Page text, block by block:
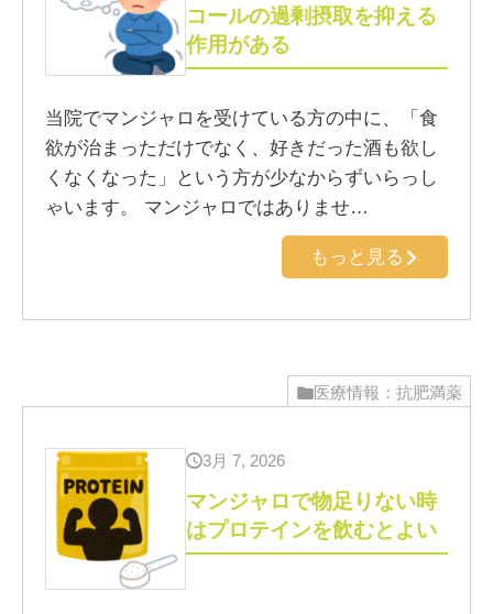
コールの過剰摂取を抑える
作用がある
当院でマンジャロを受けている方の中に、「食
欲が治まっただけでなく、好きだった酒も欲し
くなくなった」という方が少なからずいらっし
ゃいます。 マンジャロではありませ…
もっと見る
医療情報：抗肥満薬
3月 7, 2026
マンジャロで物足りない時
はプロテインを飲むとよい